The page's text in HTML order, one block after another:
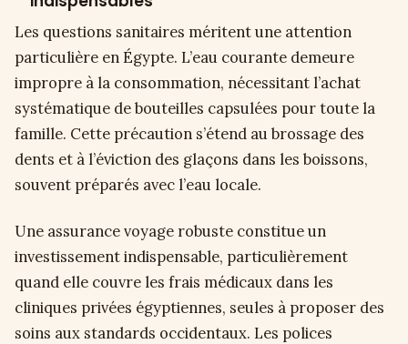
Les questions sanitaires méritent une attention
particulière en Égypte. L’eau courante demeure
impropre à la consommation, nécessitant l’achat
systématique de bouteilles capsulées pour toute la
famille. Cette précaution s’étend au brossage des
dents et à l’éviction des glaçons dans les boissons,
souvent préparés avec l’eau locale.
Une assurance voyage robuste constitue un
investissement indispensable, particulièrement
quand elle couvre les frais médicaux dans les
cliniques privées égyptiennes, seules à proposer des
soins aux standards occidentaux. Les polices